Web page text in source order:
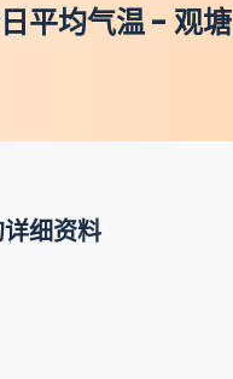
平均气温 - 观塘
细资料